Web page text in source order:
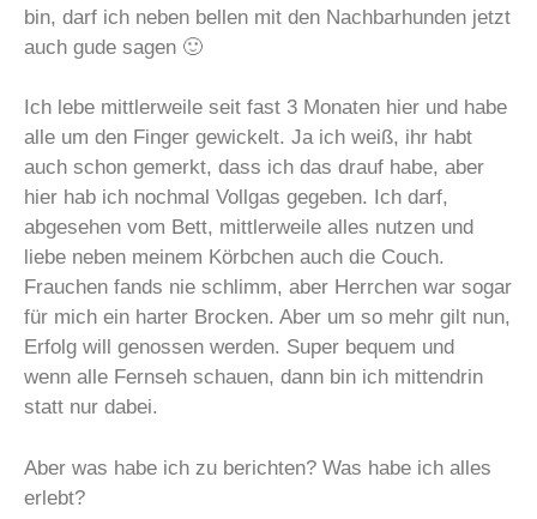
bin, darf ich neben bellen mit den Nachbarhunden jetzt
auch gude sagen 🙂
Ich lebe mittlerweile seit fast 3 Monaten hier und habe
alle um den Finger gewickelt. Ja ich weiß, ihr habt
auch schon gemerkt, dass ich das drauf habe, aber
hier hab ich nochmal Vollgas gegeben. Ich darf,
abgesehen vom Bett, mittlerweile alles nutzen und
liebe neben meinem Körbchen auch die Couch.
Frauchen fands nie schlimm, aber Herrchen war sogar
für mich ein harter Brocken. Aber um so mehr gilt nun,
Erfolg will genossen werden. Super bequem und
wenn alle Fernseh schauen, dann bin ich mittendrin
statt nur dabei.
Aber was habe ich zu berichten? Was habe ich alles
erlebt?